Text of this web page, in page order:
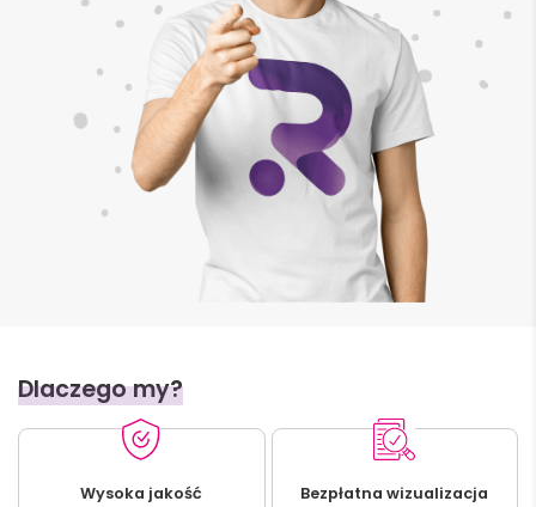
Dlaczego my?
Wysoka jakość Bezpłatna wizualizacja